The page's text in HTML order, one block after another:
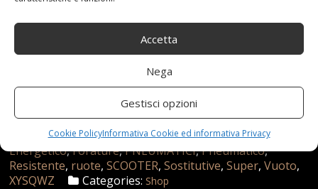
Accetta
Nega
Gestisci opzioni
Cookie PolicyInformativa Cookie ed informativa Privacy
29 Maggio 2021 redazione Tag:14x275,
250kpa,4pr,alle,allUsura,Basso,Consumo,Durevoli
Energetico,Forature,PNEUMATICI,Pneumatico,
Resistente, ruote,SCOOTER,Sostitutive,Super,Vuoto,
XYSQWZ
Categories: Shop